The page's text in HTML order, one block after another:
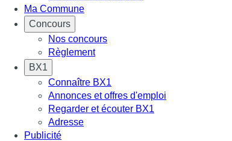
Ma Commune
Concours
Nos concours
Règlement
BX1
Connaître BX1
Annonces et offres d'emploi
Regarder et écouter BX1
Adresse
Publicité